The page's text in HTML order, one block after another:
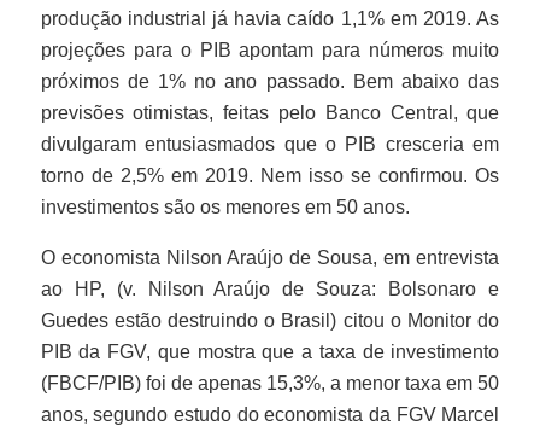
produção industrial já havia caído 1,1% em 2019. As
projeções para o PIB apontam para números muito
próximos de 1% no ano passado. Bem abaixo das
previsões otimistas, feitas pelo Banco Central, que
divulgaram entusiasmados que o PIB cresceria em
torno de 2,5% em 2019. Nem isso se confirmou. Os
investimentos são os menores em 50 anos.
O economista Nilson Araújo de Sousa, em entrevista
ao HP, (v. Nilson Araújo de Souza: Bolsonaro e
Guedes estão destruindo o Brasil) citou o Monitor do
PIB da FGV, que mostra que a taxa de investimento
(FBCF/PIB) foi de apenas 15,3%, a menor taxa em 50
anos, segundo estudo do economista da FGV Marcel